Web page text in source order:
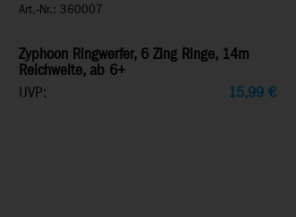
Art.-Nr.: 360007
Zyphoon Ringwerfer, 6 Zing Ringe, 14m
Reichweite, ab 6+
UVP:
15,99 €